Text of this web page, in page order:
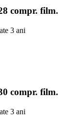
compr. film.
3 ani
compr. film.
3 ani